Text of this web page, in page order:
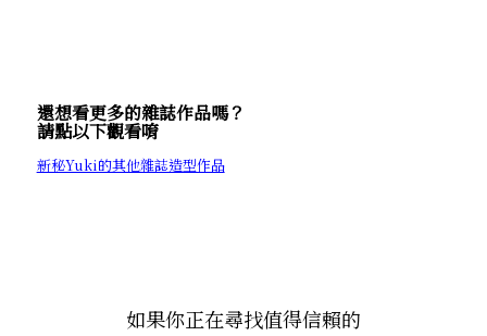
還想看更多的雜誌作品嗎？
請點以下觀看唷
新秘Yuki的其他雜誌造型作品
如果你正在尋找值得信賴的